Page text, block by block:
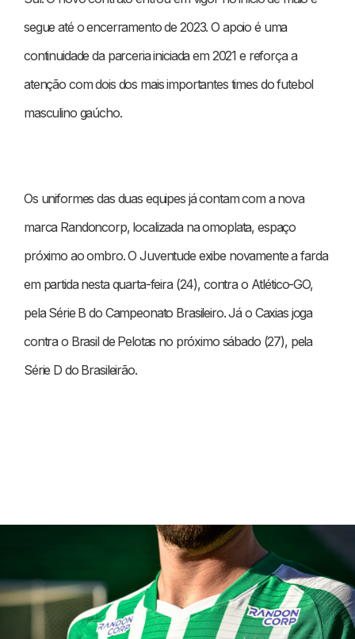
segue até o encerramento de 2023. O apoio é uma
continuidade da parceria iniciada em 2021 e reforça a
atenção com dois dos mais importantes times do futebol
masculino gaúcho.
Os uniformes das duas equipes já contam com a nova
marca Randoncorp, localizada na omoplata, espaço
próximo ao ombro. O Juventude exibe novamente a farda
em partida nesta quarta-feira (24), contra o Atlético-GO,
pela Série B do Campeonato Brasileiro. Já o Caxias joga
contra o Brasil de Pelotas no próximo sábado (27), pela
Série D do Brasileirão.